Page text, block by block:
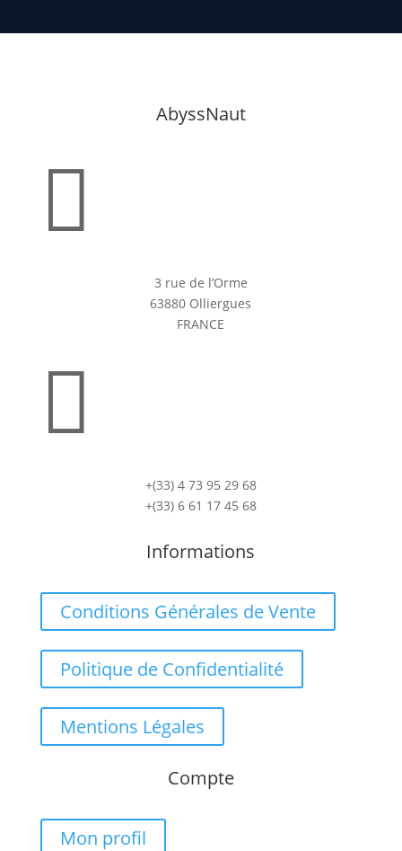
AbyssNaut

3 rue de l’Orme
63880 Olliergues
FRANCE

+(33) 4 73 95 29 68
+(33) 6 61 17 45 68
Informations
Conditions Générales de Vente
Politique de Confidentialité
Mentions Légales
Compte
Mon profil